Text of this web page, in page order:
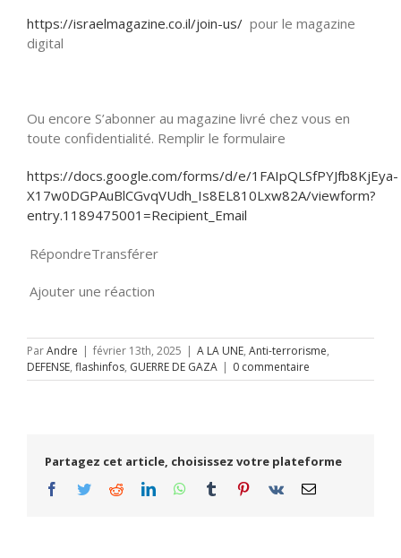
https://israelmagazine.co.il/join-us/ pour le magazine
digital
Ou encore S’abonner au magazine livré chez vous en
toute confidentialité. Remplir le formulaire
https://docs.google.com/forms/d/e/1FAIpQLSfPYJfb8KjEya-
X17w0DGPAuBlCGvqVUdh_Is8EL810Lxw82A/viewform?
entry.1189475001=Recipient_Email
RépondreTransférer
Ajouter une réaction
ParAndre | février 13th, 2025 | A LA UNE, Anti-terrorisme,
DEFENSE, flashinfos, GUERRE DE GAZA | 0 commentaire
Partagez cet article, choisissez votre plateforme
Facebook
TwitterRedditLinkedInWhatsApp
Tumblr Pinterest
Vk Email